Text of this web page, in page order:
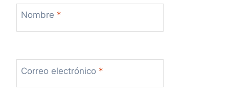
Nombre *
Correo electrónico *